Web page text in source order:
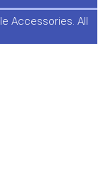
-
f
Accessories. All